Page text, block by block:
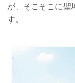
が、そこそこに聖
す。